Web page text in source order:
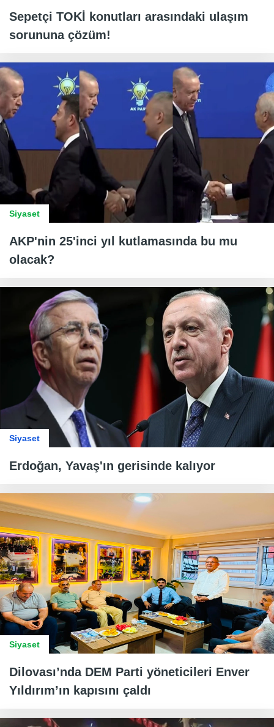
Sepetçi TOKİ konutları arasındaki ulaşım
sorununa çözüm!
Siyaset
AKP'nin 25'inci yıl kutlamasında bu mu
olacak?
Siyaset
Erdoğan, Yavaş'ın gerisinde kalıyor
Siyaset
Dilovası’nda DEM Parti yöneticileri Enver
Yıldırım’ın kapısını çaldı